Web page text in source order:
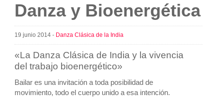
Danza y Bioenergética
19 junio 2014 - Danza Clásica de la India
«La Danza Clásica de India y la vivencia
del trabajo bioenergético»
Bailar es una invitación a toda posibilidad de
movimiento, todo el cuerpo unido a esa intención.